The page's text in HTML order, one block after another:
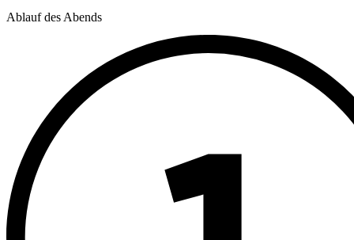
Ablauf des Abends